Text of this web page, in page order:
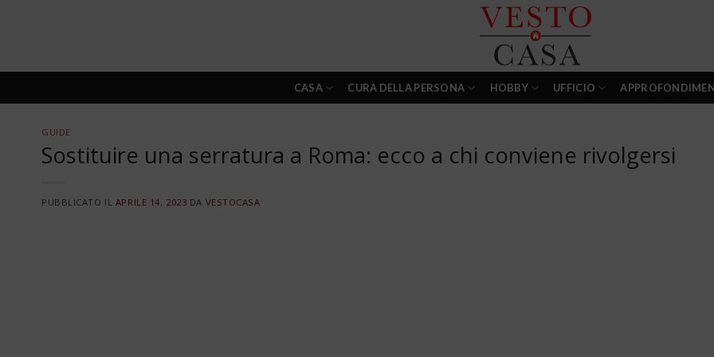
CASA CURA DELLA PERSONA HOBBY UFFICIO
GUIDE
Sostituire una serratura a Roma: ecco a chi conviene rivolgersi
PUBBLICATO IL APRILE 14, 2023 DA VESTOCASA